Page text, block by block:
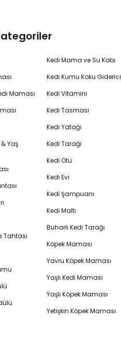
Maması
Yaş
Tahtası
Kedi Mama ve Su Kabı
Kedi Kumu Koku Giderici
Kedi Vitamini
Kedi Tasması
Kedi Yatağı
Kedi Tarağı
Kedi Otu
Kedi Evi
Kedi Şampuanı
Kedi Maltı
Buharlı Kedi Tarağı
Köpek Maması
Yavru Köpek Maması
Yaşlı Kedi Maması
Yaşlı Köpek Maması
Yetişkin Köpek Maması